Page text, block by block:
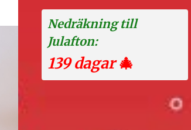
Nedräkning till
Julafton:
139 dagar🎄